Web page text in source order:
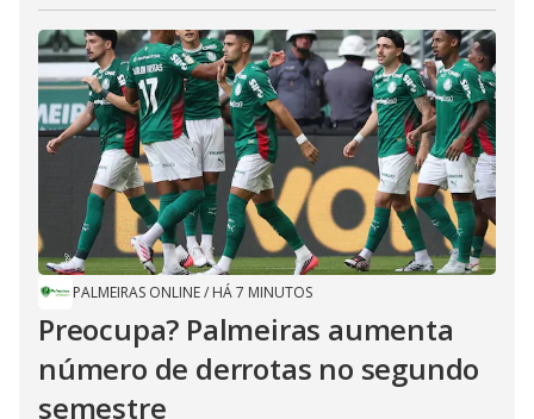
PALMEIRAS ONLINE/ HÁ 7 MINUTOS
Preocupa? Palmeiras aumenta
número de derrotas no segundo
semestre